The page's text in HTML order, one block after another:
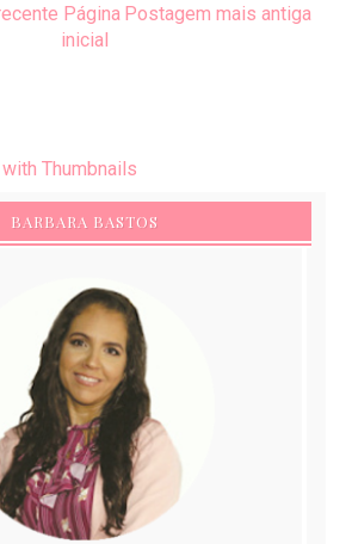
Postagem mais antiga
Página
inicial
BARBARA BASTOS